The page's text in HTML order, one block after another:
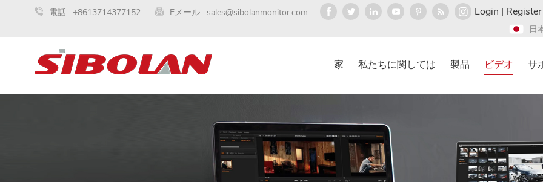
電話 : +8613714377152 Eメール : sales@sibolanmonitor.com Login | Register
日
家 私たちに関しては 製品 ビデオ サ